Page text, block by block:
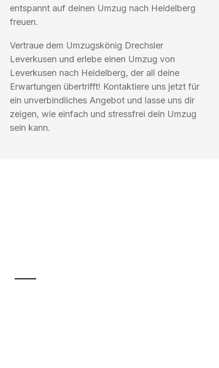
entspannt auf deinen Umzug nach Heidelberg
freuen.
Vertraue dem Umzugskönig Drechsler
Leverkusen und erlebe einen Umzug von
Leverkusen nach Heidelberg, der all deine
Erwartungen übertrifft! Kontaktiere uns jetzt für
ein unverbindliches Angebot und lasse uns dir
zeigen, wie einfach und stressfrei dein Umzug
sein kann.